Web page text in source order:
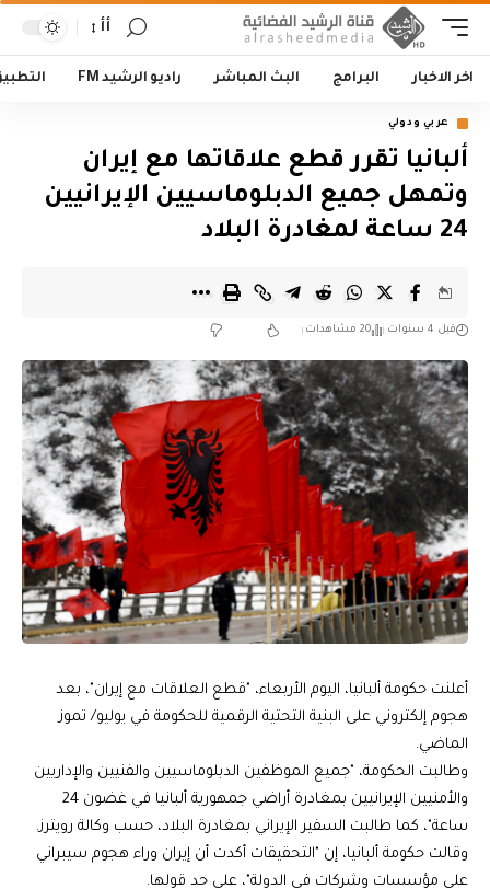
أأ
اخر الاخبار البرامج البث المباشر راديو الرشيد FM
عربي ودولي
ألبانيا تقرر قطع علاقاتها مع إيران
وتمهل جميع الدبلوماسيين الإيرانيين
24 ساعة لمغادرة البلاد
قبل 4 سنوات 20 مشاهدات
أعلنت حكومة ألبانيا، اليوم الأربعاء، "قطع العلاقات مع إيران"، بعد
هجوم إلكتروني على البنية التحتية الرقمية للحكومة في يوليو/ تموز
الماضي.
وطالبت الحكومة، "جميع الموظفين الدبلوماسيين والفنيين والإداريين
والأمنيين الإيرانيين بمغادرة أراضي جمهورية ألبانيا في غضون 24
ساعة‌‌"، كما طالبت السفير الإيراني بمغادرة البلاد، حسب وكالة رويترز.
وقالت حكومة ألبانيا، إن "التحقيقات أكدت أن إيران وراء هجوم سيبراني
على مؤسسات وشركات في الدولة"، على حد قولها.